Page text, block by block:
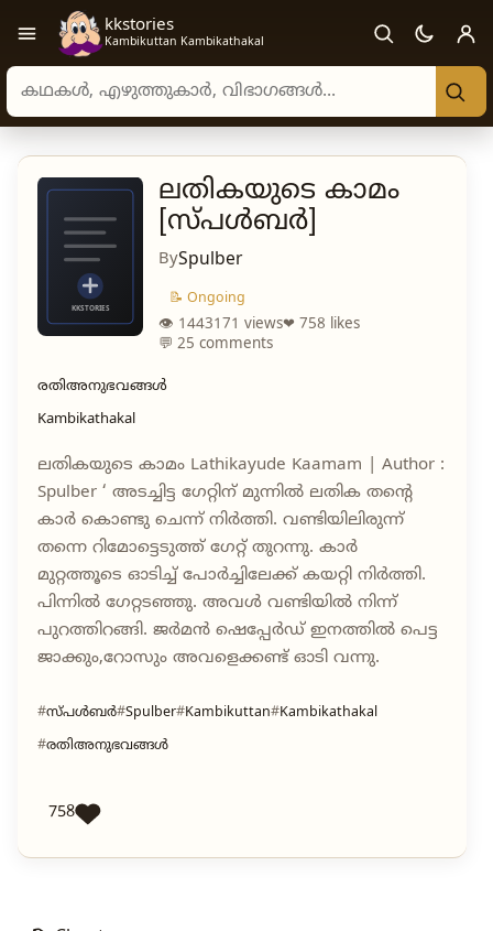
Open navigation menu
kkstories
Kambikuttan Kambikathakal
Search stories, authors, and categories
ലതികയുടെ കാമം
[സ്പൾബർ]
BySpulber
📝 Ongoing
👁 1443171 views❤ 758 likes
💬 25 comments
രതിഅനുഭവങ്ങൾ
Kambikathakal
ലതികയുടെ കാമം Lathikayude Kaamam | Author :
Spulber ‘ അടച്ചിട്ട ഗേറ്റിന് മുന്നിൽ ലതിക തൻ്റെ
കാർ കൊണ്ടു ചെന്ന് നിർത്തി. വണ്ടിയിലിരുന്ന്
തന്നെ റിമോട്ടെടുത്ത് ഗേറ്റ് തുറന്നു. കാർ
മുറ്റത്തൂടെ ഓടിച്ച് പോർച്ചിലേക്ക് കയറ്റി നിർത്തി.
പിന്നിൽ ഗേറ്റടഞ്ഞു. അവൾ വണ്ടിയിൽ നിന്ന്
പുറത്തിറങ്ങി. ജർമൻ ഷെപ്പേർഡ് ഇനത്തിൽ പെട്ട
ജാക്കും,റോസും അവളെക്കണ്ട് ഓടി വന്നു.
സ്പൾബർ Spulber Kambikuttan
Kambikathakal
രതിഅനുഭവങ്ങൾ
758